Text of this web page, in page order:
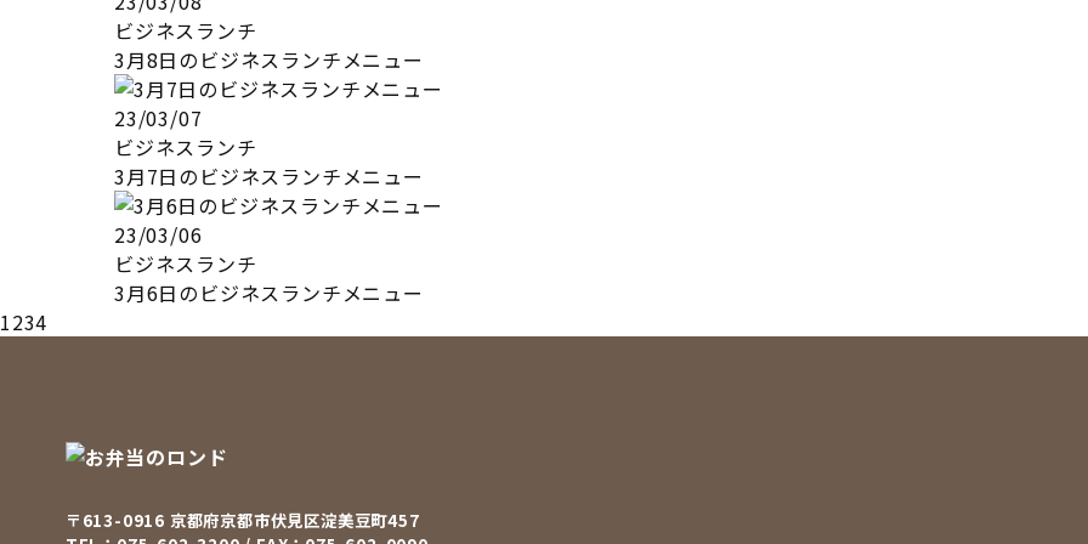
ビジネスランチ
3月8日のビジネスランチメニュー
23/03/07
ビジネスランチ
3月7日のビジネスランチメニュー
23/03/06
ビジネスランチ
3月6日のビジネスランチメニュー
1234
〒613-0916 京都府京都市伏見区淀美豆町457